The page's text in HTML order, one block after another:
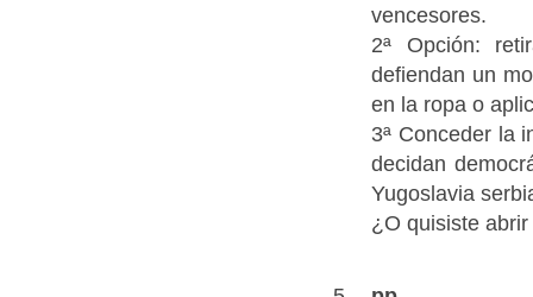
vencesores.
2ª Opción:
defiendan un
en la ropa o
3ª Conceder la
decidan
Yugoslavia
¿O quisiste